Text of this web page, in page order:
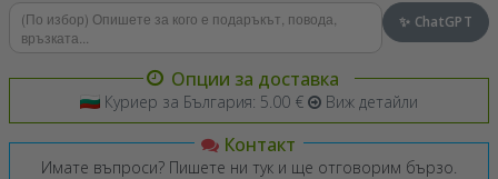
✨ ChatGPT
Опции за доставка
Куриер за България: 5.00 € Виж детайли
Контакт
Имате въпроси? Пишете ни тук и ще отговорим бързо.